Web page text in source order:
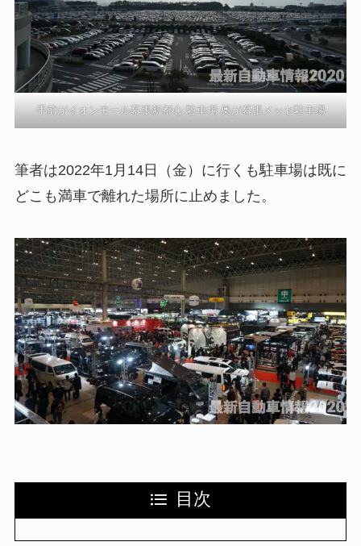
手前がイオンモール幕張新都心 駐車場 奥が幕張メッセ駐車場
筆者は2022年1月14日（金）に行くも駐車場は既に
どこも満車で離れた場所に止めました。
目次